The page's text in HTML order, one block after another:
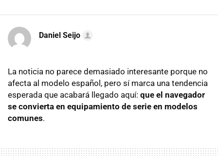
Daniel Seijo
La noticia no parece demasiado interesante porque no
afecta al modelo español, pero sí marca una tendencia
esperada que acabará llegado aquí: que el navegador
se convierta en equipamiento de serie en modelos
comunes.